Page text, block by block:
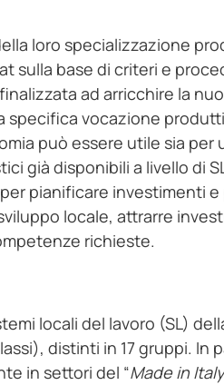
loro specializzazione
sulla base di criteri e
ad arricchire la
specifica vocazione
può essere utile sia per
già disponibili a livello di
pianificare investimenti
locale, attrarre
richieste.
locali del lavoro (SL)
distinti in 17 gruppi. In
in settori del “Made in Italy